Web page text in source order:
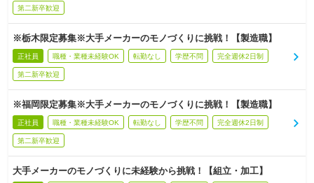
第二新卒歓迎
※栃木限定募集※大手メーカーのモノづくりに挑戦！【製造職】
正社員 職種・業種未経験OK 転勤なし 学歴不問 完全週休2日制
第二新卒歓迎
※福岡限定募集※大手メーカーのモノづくりに挑戦！【製造職】
正社員 職種・業種未経験OK 転勤なし 学歴不問 完全週休2日制
第二新卒歓迎
大手メーカーのモノづくりに未経験から挑戦！【組立・加工】